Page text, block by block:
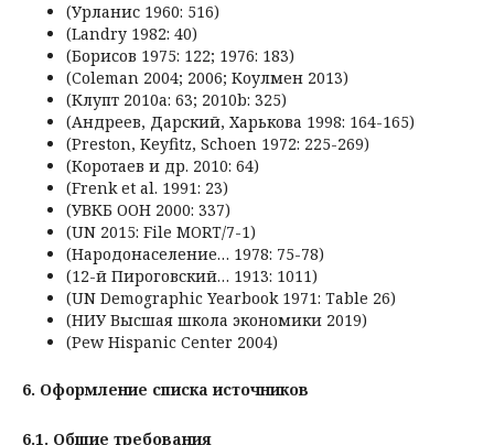
(Урланис 1960: 516)
(Landry 1982: 40)
(Борисов 1975: 122; 1976: 183)
(Coleman 2004; 2006; Коулмен 2013)
(Клупт 2010a: 63; 2010b: 325)
(Андреев, Дарский, Харькова 1998: 164-165)
(Preston, Keyfitz, Schoen 1972: 225-269)
(Коротаев и др. 2010: 64)
(Frenk et al. 1991: 23)
(УВКБ ООН 2000: 337)
(UN 2015: File MORT/7-1)
(Народонаселение… 1978: 75-78)
(12-й Пироговский… 1913: 1011)
(UN Demographic Yearbook 1971: Table 26)
(НИУ Высшая школа экономики 2019)
(Pew Hispanic Center 2004)
6. Оформление списка источников
6.1. Общие требования